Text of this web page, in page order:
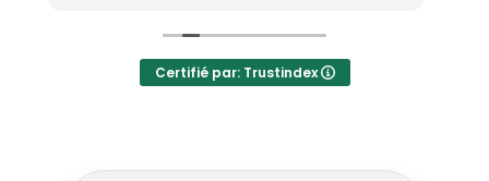
Certifié par: Trustindex